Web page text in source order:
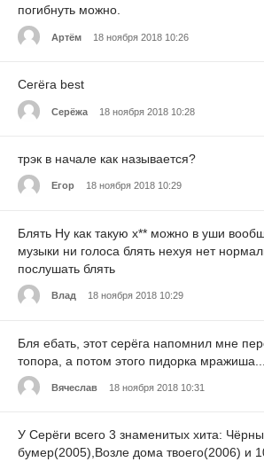
погибнуть можно.
Артём 18 ноября 2018 10:26
Сегёга best
Серёжа 18 ноября 2018 10:28
трэк в начале как называется?
Егор 18 ноября 2018 10:29
Блять Ну как такую х** можно в уши
музыки ни голоса блять нехуя нет
послушать блять
Влад 18 ноября 2018 10:29
Бля ебать, этот серёга напомнил мне
топора, а потом этого пидорка
Вячеслав 18 ноября 2018 10:31
У Серёги всего 3 знаменитых хита:
бумер(2005),Возле дома твоего(2006) и